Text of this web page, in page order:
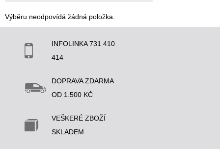
Výběru neodpovídá žádná položka.
INFOLINKA 731 410
414
DOPRAVA ZDARMA
OD 1.500 KČ
VEŠKERÉ ZBOŽÍ
SKLADEM